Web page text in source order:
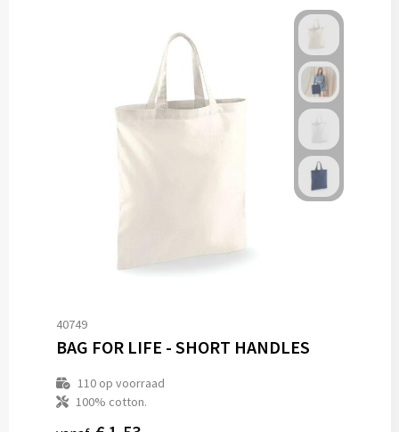
40749
BAG FOR LIFE - SHORT HANDLES
110op voorraad
100% cotton.